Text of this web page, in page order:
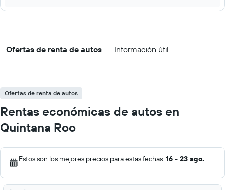
Ofertas de renta de autos Información útil
Ofertas de renta de autos
Rentas económicas de autos en
Quintana Roo
Estos son los mejores precios para estas fechas: 16 - 23 ago.